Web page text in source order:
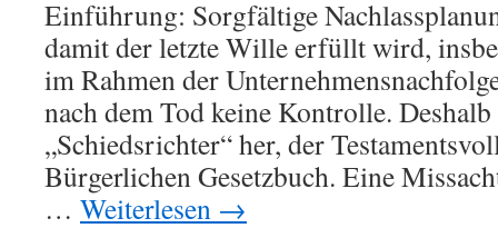
Einführung: Sorgfältige
damit der letzte Wille erfüllt wird,
im Rahmen der
nach dem Tod keine Kontrolle.
„Schiedsrichter“ her, der
Bürgerlichen Gesetzbuch. Eine
… Weiterlesen →